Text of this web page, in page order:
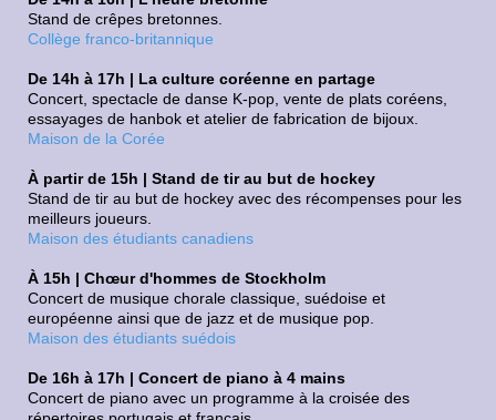
Stand de crêpes bretonnes.
Collège franco-britannique
De 14h à 17h | La culture coréenne en partage
Concert, spectacle de danse K-pop, vente de plats coréens,
essayages de hanbok et atelier de fabrication de bijoux.
Maison de la Corée
À partir de 15h | Stand de tir au but de hockey
Stand de tir au but de hockey avec des récompenses pour les
meilleurs joueurs.
Maison des étudiants canadiens
À 15h | Chœur d'hommes de Stockholm
Concert de musique chorale classique, suédoise et
européenne ainsi que de jazz et de musique pop.
Maison des étudiants suédois
De 16h à 17h | Concert de piano à 4 mains
Concert de piano avec un programme à la croisée des